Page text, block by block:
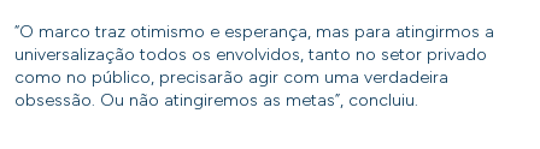
“O marco traz otimismo e esperança, mas para atingirmos a
universalização todos os envolvidos, tanto no setor privado
como no público, precisarão agir com uma verdadeira
obsessão. Ou não atingiremos as metas”, concluiu.